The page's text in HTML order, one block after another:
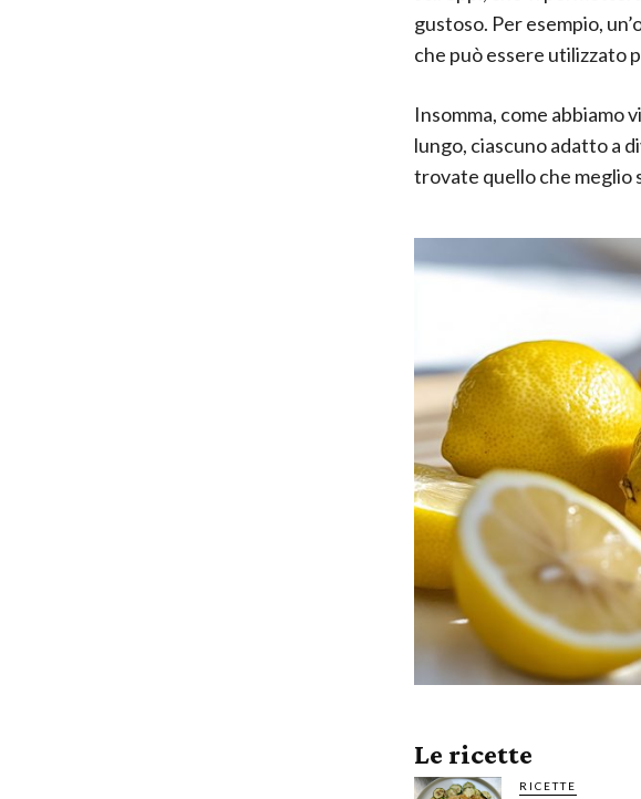
gustoso. Per esempio,
che può essere utilizzato
Insomma, come abbiamo
lungo, ciascuno adatto a
trovate quello che meglio
Le ricette
RICETTE